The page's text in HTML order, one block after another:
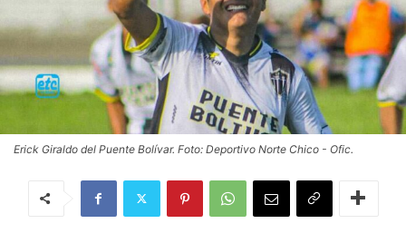
Erick Giraldo del Puente Bolívar. Foto: Deportivo Norte Chico - Ofic.